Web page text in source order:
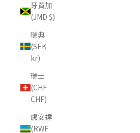
牙買加
(JMD $)
瑞典
(SEK
kr)
瑞士
(CHF
CHF)
盧安達
(RWF